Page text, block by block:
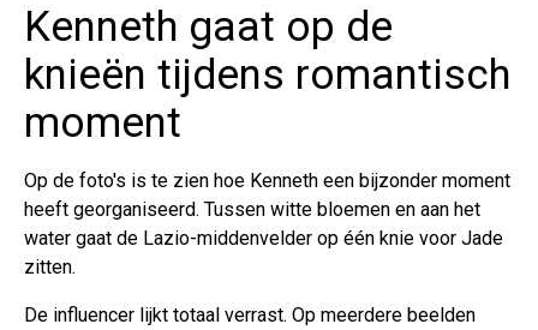
Kenneth gaat op de
knieën tijdens romantisch
moment
Op de foto's is te zien hoe Kenneth een bijzonder moment
heeft georganiseerd. Tussen witte bloemen en aan het
water gaat de Lazio-middenvelder op één knie voor Jade
zitten.
De influencer lijkt totaal verrast. Op meerdere beelden